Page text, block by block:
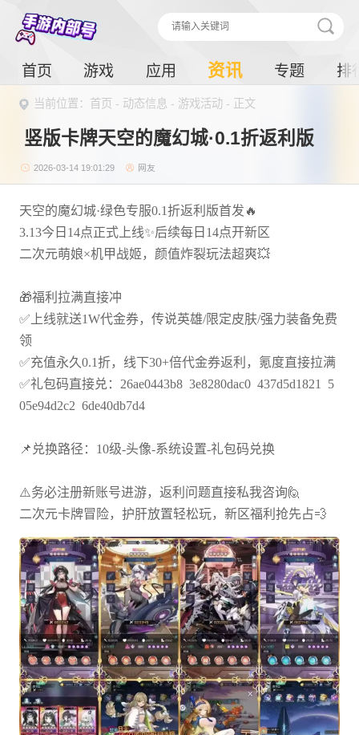
首页 游戏 应用 资讯 专题 排
当前位置： 首页 - 动态信息 - 游戏活动 - 正文
竖版卡牌天空的魔幻城·0.1折返利版
2026-03-14 19:01:29 网友
天空的魔幻城·绿色专服0.1折返利版首发🔥
3.13今日14点正式上线✨后续每日14点开新区
二次元萌娘×机甲战姬，颜值炸裂玩法超爽💥
🎁福利拉满直接冲
✅上线就送1W代金券，传说英雄/限定皮肤/强力装备免费
领
✅充值永久0.1折，线下30+倍代金券返利，氪度直接拉满
✅礼包码直接兑：26ae0443b8 3e8280dac0 437d5d1821 5
05e94d2c2 6de40db7d4
📌兑换路径：10级-头像-系统设置-礼包码兑换
⚠️务必注册新账号进游，返利问题直接私我咨询🙋
二次元卡牌冒险，护肝放置轻松玩，新区福利抢先占💨